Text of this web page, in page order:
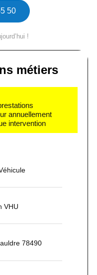
50
!
métiers
annuellement
intervention
VHU
78490